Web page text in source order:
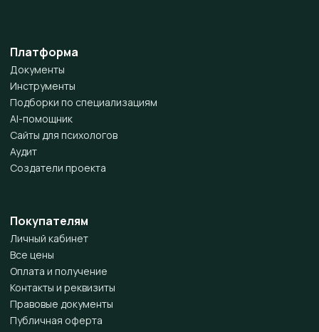
Платформа
Документы
Инструменты
Подборки по специализациям
AI-помощник
Сайты для психологов
Аудит
Создатели проекта
Покупателям
Личный кабинет
Все цены
Оплата и получение
Контакты и реквизиты
Правовые документы
Публичная оферта